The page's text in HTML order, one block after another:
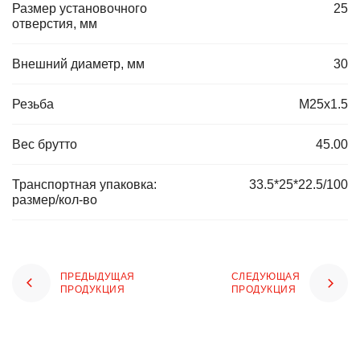
Размер установочного
отверстия, мм
25
Внешний диаметр, мм 30
Резьба M25x1.5
Вес брутто 45.00
Транспортная упаковка:
размер/кол-во
33.5*25*22.5/100
ПРЕДЫДУЩАЯ
ПРОДУКЦИЯ
СЛЕДУЮЩАЯ
ПРОДУКЦИЯ